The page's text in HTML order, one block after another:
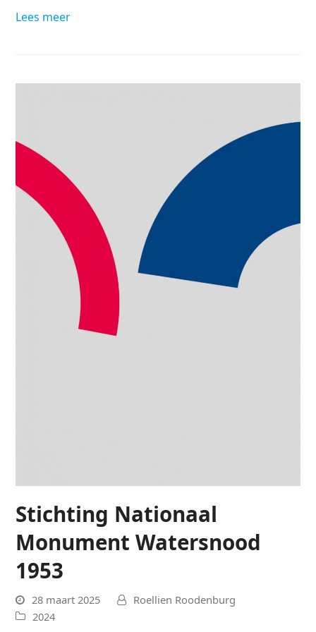
Lees meer
Stichting Nationaal
Monument Watersnood
1953
28 maart 2025
Roellien Roodenburg
2024